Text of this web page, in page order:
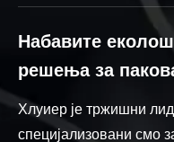
Набавите
решења за
Хлуиер је тржишни
специјализовани смо